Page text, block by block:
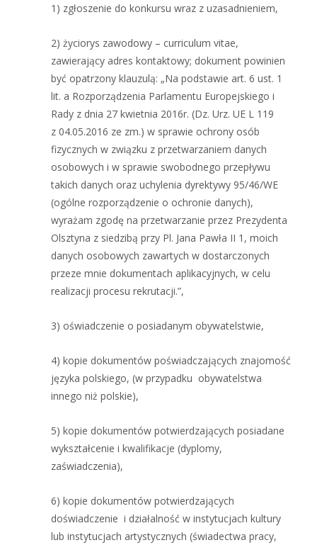
1) zgłoszenie do konkursu wraz z uzasadnieniem,
2) życiorys zawodowy – curriculum vitae,
zawierający adres kontaktowy; dokument powinien
być opatrzony klauzulą: „Na podstawie art. 6 ust. 1
lit. a Rozporządzenia Parlamentu Europejskiego i
Rady z dnia 27 kwietnia 2016r. (Dz. Urz. UE L 119
z 04.05.2016 ze zm.) w sprawie ochrony osób
fizycznych w związku z przetwarzaniem danych
osobowych i w sprawie swobodnego przepływu
takich danych oraz uchylenia dyrektywy 95/46/WE
(ogólne rozporządzenie o ochronie danych),
wyrażam zgodę na przetwarzanie przez Prezydenta
Olsztyna z siedzibą przy Pl. Jana Pawła II 1, moich
danych osobowych zawartych w dostarczonych
przeze mnie dokumentach aplikacyjnych, w celu
realizacji procesu rekrutacji.”,
3) oświadczenie o posiadanym obywatelstwie,
4) kopie dokumentów poświadczających znajomość
języka polskiego, (w przypadku obywatelstwa
innego niż polskie),
5) kopie dokumentów potwierdzających posiadane
wykształcenie i kwalifikacje (dyplomy,
zaświadczenia),
6) kopie dokumentów potwierdzających
doświadczenie i działalność w instytucjach kultury
lub instytucjach artystycznych (świadectwa pracy,